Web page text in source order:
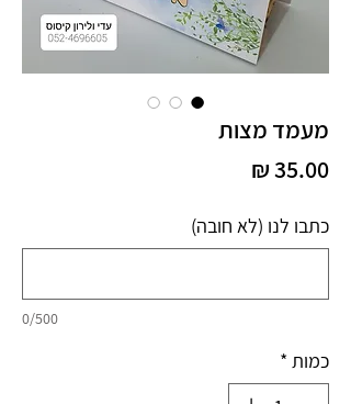
מעמד מצות
כתבו לנו (לא חובה)
0/500
כמות *